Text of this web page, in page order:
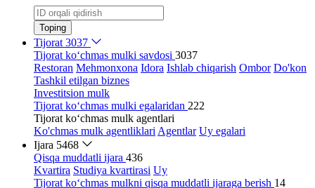
Toping
Tijorat 3037
Tijorat ko‘chmas mulki savdosi 3037
Restoran Mehmonxona Idora Ishlab chiqarish Ombor Do'kon
Tashkil etilgan biznes
Investitsion mulk
Tijorat ko‘chmas mulki egalaridan 222
Tijorat ko‘chmas mulk agentlari
Ko'chmas mulk agentliklari Agentlar Uy egalari
Ijara 5468
Qisqa muddatli ijara 436
Kvartira Studiya kvartirasi Uy
Tijorat ko‘chmas mulkni qisqa muddatli ijaraga berish 14